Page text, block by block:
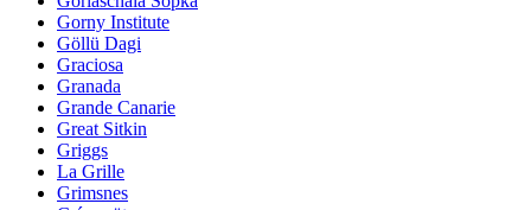
Gorny Institute
Göllü Dagi
Graciosa
Granada
Grande Canarie
Great Sitkin
Griggs
La Grille
Grimsnes